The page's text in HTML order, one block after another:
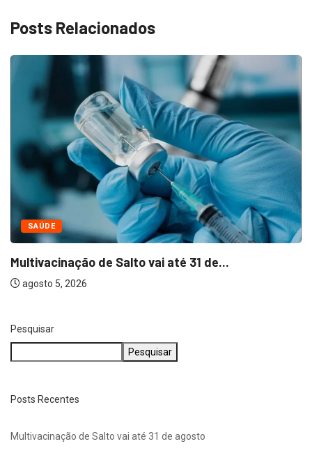
Posts Relacionados
NEGÓCIOS
Bella Capri inaugura primeira franquia em Salto
Pesquisar
Pesquisar
Posts Recentes
Multivacinação de Salto vai até 31 de agosto